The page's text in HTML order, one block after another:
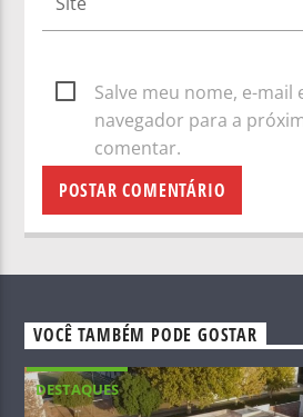
Salve meu nome, e-mail
navegador para a
comentar.
VOCÊ TAMBÉM PODE GOSTAR
DESTAQUES